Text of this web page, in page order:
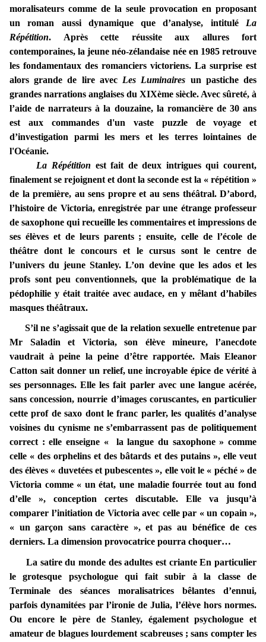
moralisateurs comme de la seule provocation en proposant
un roman aussi dynamique que d’analyse, intitulé La
Répétition. Après cette réussite aux allures fort
contemporaines, la jeune néo-zélandaise née en 1985 retrouve
les fondamentaux des romanciers victoriens. La surprise est
alors grande de lire avec Les Luminaires un pastiche des
grandes narrations anglaises du XIXème siècle. Avec sûreté, à
l’aide de narrateurs à la douzaine, la romancière de 30 ans
est aux commandes d'un vaste puzzle de voyage et
d’investigation parmi les mers et les terres lointaines de
l'Océanie.
La Répétition est fait de deux intrigues qui courent,
finalement se rejoignent et dont la seconde est la « répétition »
de la première, au sens propre et au sens théâtral. D’abord,
l’histoire de Victoria, enregistrée par une étrange professeur
de saxophone qui recueille les commentaires et impressions de
ses élèves et de leurs parents ; ensuite, celle de l’école de
théâtre dont le concours et le cursus sont le centre de
l’univers du jeune Stanley. L’on devine que les ados et les
profs sont peu conventionnels, que la problématique de la
pédophilie y était traitée avec audace, en y mêlant d’habiles
masques théâtraux.
S’il ne s’agissait que de la relation sexuelle entretenue par
Mr Saladin et Victoria, son élève mineure, l’anecdote
vaudrait à peine la peine d’être rapportée. Mais Eleanor
Catton sait donner un relief, une incroyable épice de vérité à
ses personnages. Elle les fait parler avec une langue acérée,
sans concession, nourrie d’images coruscantes, en particulier
cette prof de saxo dont le franc parler, les qualités d’analyse
voisines du cynisme ne s’embarrassent pas de politiquement
correct : elle enseigne « la langue du saxophone » comme
celle « des orphelins et des bâtards et des putains », elle veut
des élèves « duvetées et pubescentes », elle voit le « péché » de
Victoria comme « un état, une maladie fourrée tout au fond
d’elle », conception certes discutable. Elle va jusqu’à
comparer l’initiation de Victoria avec celle par « un copain »,
« un garçon sans caractère », et pas au bénéfice de ces
derniers. La dimension provocatrice pourra choquer…
La satire du monde des adultes est criante En particulier
le grotesque psychologue qui fait subir à la classe de
Terminale des séances moralisatrices bêlantes d’ennui,
parfois dynamitées par l’ironie de Julia, l’élève hors normes.
Ou encore le père de Stanley, également psychologue et
amateur de blagues lourdement scabreuses ; sans compter les